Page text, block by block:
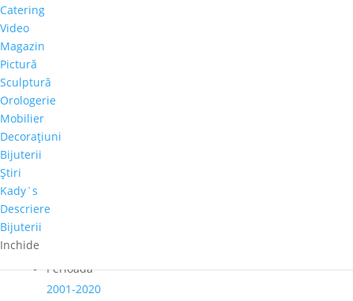
Catering
Video
Magazin
Pictură
Sculptură
Orologerie
Mobilier
Decoraţiuni
Bijuterii
Ştiri
Kady`s
Descriere
Bijuterii
Inchide
Cantitate
Dimofte
-
Pandant
mini
sculptura
"Thinker",
piatra
Comandă telefonică!
Pret-orientativ
Romania
Perioadă
2001-2020